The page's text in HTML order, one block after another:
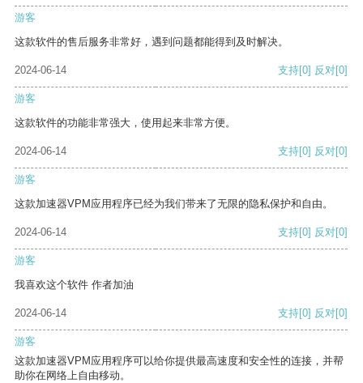
游客
这款软件的售后服务非常好，遇到问题都能得到及时解决。
2024-06-14 支持[0] 反对[0]
游客
这款软件的功能非常强大，使用起来非常方便。
2024-06-14 支持[0] 反对[0]
游客
这款加速器VPM应用程序已经为我们带来了无限的隐私保护和自由。
2024-06-14 支持[0] 反对[0]
游客
我喜欢这个软件 作者加油
2024-06-14 支持[0] 反对[0]
游客
这款加速器VPM应用程序可以给你提供最高速度和安全性的连接，并帮
助你在网络上自由移动。